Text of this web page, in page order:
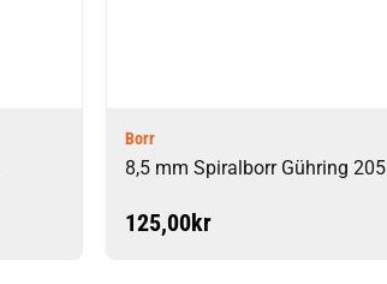
Borr
8,5 mm Spiralborr Gühring 205
125,00kr